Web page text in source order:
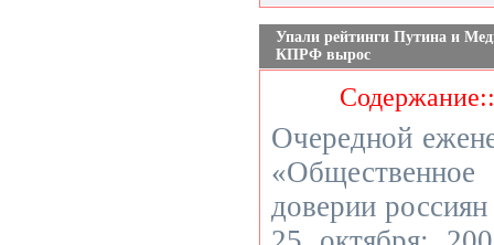
Упали рейтинги Путина и
КПРФ вырос
Очередной
доверии